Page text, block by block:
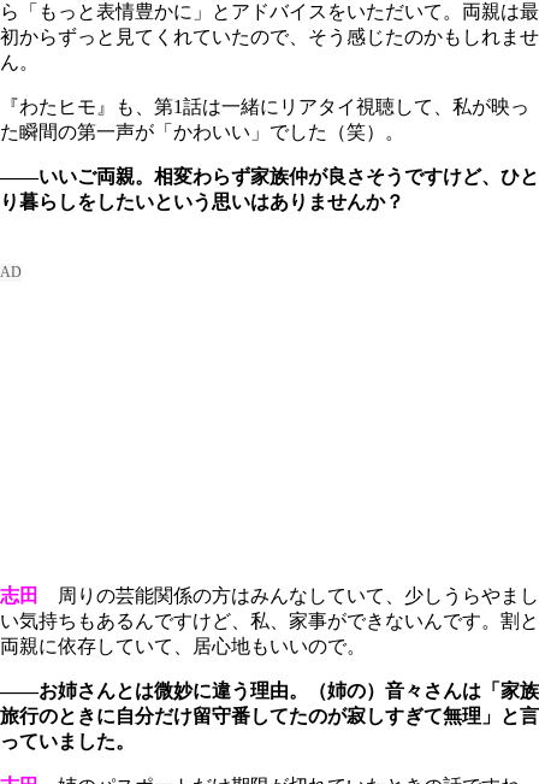
ら「もっと表情豊かに」とアドバイスをいただいて。両親は最
初からずっと見てくれていたので、そう感じたのかもしれませ
ん。
『わたヒモ』も、第1話は一緒にリアタイ視聴して、私が映っ
た瞬間の第一声が「かわいい」でした（笑）。
――いいご両親。相変わらず家族仲が良さそうですけど、ひと
り暮らしをしたいという思いはありませんか？
志田
周りの芸能関係の方はみんなしていて、少しうらやまし
い気持ちもあるんですけど、私、家事ができないんです。割と
両親に依存していて、居心地もいいので。
――お姉さんとは微妙に違う理由。（姉の）音々さんは「家族
旅行のときに自分だけ留守番してたのが寂しすぎて無理」と言
っていました。